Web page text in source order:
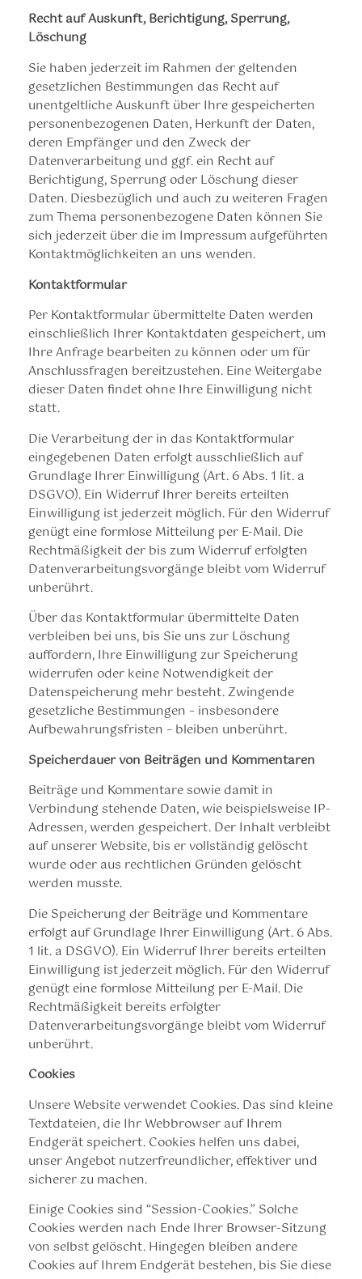
Recht auf Auskunft, Berichtigung, Sperrung,
Löschung
Sie haben jederzeit im Rahmen der geltenden
gesetzlichen Bestimmungen das Recht auf
unentgeltliche Auskunft über Ihre gespeicherten
personenbezogenen Daten, Herkunft der Daten,
deren Empfänger und den Zweck der
Datenverarbeitung und ggf. ein Recht auf
Berichtigung, Sperrung oder Löschung dieser
Daten. Diesbezüglich und auch zu weiteren Fragen
zum Thema personenbezogene Daten können Sie
sich jederzeit über die im Impressum aufgeführten
Kontaktmöglichkeiten an uns wenden.
Kontaktformular
Per Kontaktformular übermittelte Daten werden
einschließlich Ihrer Kontaktdaten gespeichert, um
Ihre Anfrage bearbeiten zu können oder um für
Anschlussfragen bereitzustehen. Eine Weitergabe
dieser Daten findet ohne Ihre Einwilligung nicht
statt.
Die Verarbeitung der in das Kontaktformular
eingegebenen Daten erfolgt ausschließlich auf
Grundlage Ihrer Einwilligung (Art. 6 Abs. 1 lit. a
DSGVO). Ein Widerruf Ihrer bereits erteilten
Einwilligung ist jederzeit möglich. Für den Widerruf
genügt eine formlose Mitteilung per E-Mail. Die
Rechtmäßigkeit der bis zum Widerruf erfolgten
Datenverarbeitungsvorgänge bleibt vom Widerruf
unberührt.
Über das Kontaktformular übermittelte Daten
verbleiben bei uns, bis Sie uns zur Löschung
auffordern, Ihre Einwilligung zur Speicherung
widerrufen oder keine Notwendigkeit der
Datenspeicherung mehr besteht. Zwingende
gesetzliche Bestimmungen – insbesondere
Aufbewahrungsfristen – bleiben unberührt.
Speicherdauer von Beiträgen und Kommentaren
Beiträge und Kommentare sowie damit in
Verbindung stehende Daten, wie beispielsweise IP-
Adressen, werden gespeichert. Der Inhalt verbleibt
auf unserer Website, bis er vollständig gelöscht
wurde oder aus rechtlichen Gründen gelöscht
werden musste.
Die Speicherung der Beiträge und Kommentare
erfolgt auf Grundlage Ihrer Einwilligung (Art. 6 Abs.
1 lit. a DSGVO). Ein Widerruf Ihrer bereits erteilten
Einwilligung ist jederzeit möglich. Für den Widerruf
genügt eine formlose Mitteilung per E-Mail. Die
Rechtmäßigkeit bereits erfolgter
Datenverarbeitungsvorgänge bleibt vom Widerruf
unberührt.
Cookies
Unsere Website verwendet Cookies. Das sind kleine
Textdateien, die Ihr Webbrowser auf Ihrem
Endgerät speichert. Cookies helfen uns dabei,
unser Angebot nutzerfreundlicher, effektiver und
sicherer zu machen.
Einige Cookies sind “Session-Cookies.” Solche
Cookies werden nach Ende Ihrer Browser-Sitzung
von selbst gelöscht. Hingegen bleiben andere
Cookies auf Ihrem Endgerät bestehen, bis Sie diese